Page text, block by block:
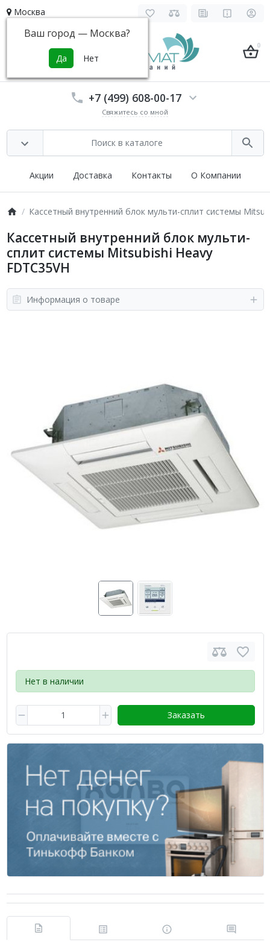
Москва
Ваш город — Москва?
0
+7 (499) 608-00-17
Свяжитесь со мной
Акции Доставка Контакты О Компании
Кассетный внутренний блок мульти-сплит системы
Кассетный внутренний блок мульти-
сплит системы Mitsubishi Heavy
FDTC35VH
Информация о товаре
Нет в наличии
Заказать